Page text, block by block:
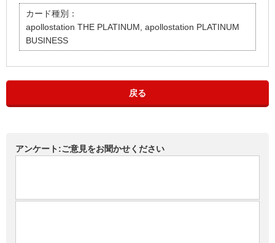
カード種別：
apollostation THE PLATINUM, apollostation PLATINUM
BUSINESS
戻る
アンケート:ご意見をお聞かせください